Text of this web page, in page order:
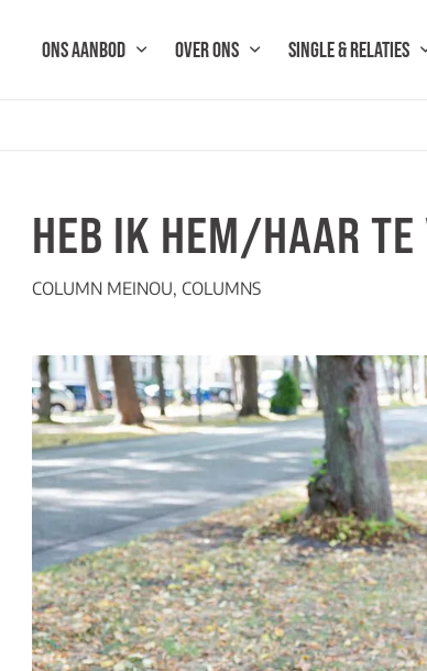
ONS AANBOD OVER ONS SINGLE & RELATIES
HEB IK HEM/HAAR TE
COLUMN MEINOU, COLUMNS